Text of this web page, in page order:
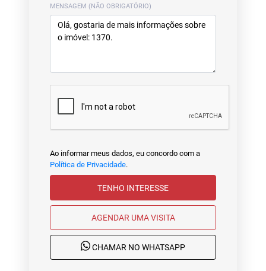
MENSAGEM (NÃO OBRIGATÓRIO)
Ao informar meus dados, eu concordo com a
Política de Privacidade.
TENHO INTERESSE
AGENDAR UMA VISITA
CHAMAR NO WHATSAPP